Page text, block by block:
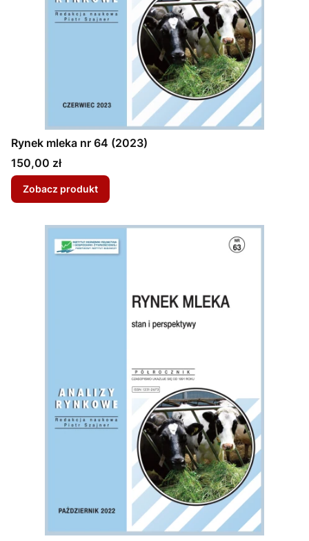
Rynek mleka nr 64 (2023)
Cena
150,00 zł
Zobacz produkt